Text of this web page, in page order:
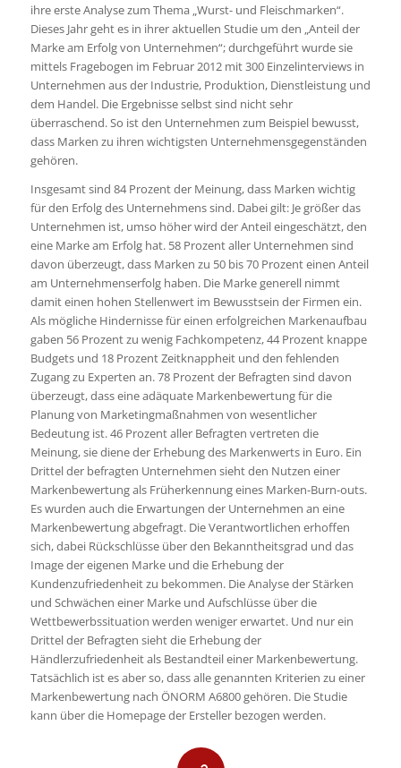
ihre erste Analyse zum Thema „Wurst- und Fleischmarken“.
Dieses Jahr geht es in ihrer aktuellen Studie um den „Anteil der
Marke am Erfolg von Unternehmen“; durchgeführt wurde sie
mittels Fragebogen im Februar 2012 mit 300 Einzelinterviews in
Unternehmen aus der Industrie, Produktion, Dienstleistung und
dem Handel. Die Ergebnisse selbst sind nicht sehr
überraschend. So ist den Unternehmen zum Beispiel bewusst,
dass Marken zu ihren wichtigsten Unternehmensgegenständen
gehören.
Insgesamt sind 84 Prozent der Meinung, dass Marken wichtig
für den Erfolg des Unternehmens sind. Dabei gilt: Je größer das
Unternehmen ist, umso höher wird der Anteil eingeschätzt, den
eine Marke am Erfolg hat. 58 Prozent aller Unternehmen sind
davon überzeugt, dass Marken zu 50 bis 70 Prozent einen Anteil
am Unternehmenserfolg haben. Die Marke generell nimmt
damit einen hohen Stellenwert im Bewusstsein der Firmen ein.
Als mögliche Hindernisse für einen erfolgreichen Markenaufbau
gaben 56 Prozent zu wenig Fachkompetenz, 44 Prozent knappe
Budgets und 18 Prozent Zeitknappheit und den fehlenden
Zugang zu Experten an. 78 Prozent der Befragten sind davon
überzeugt, dass eine adäquate Markenbewertung für die
Planung von Marketingmaßnahmen von wesentlicher
Bedeutung ist. 46 Prozent aller Befragten vertreten die
Meinung, sie diene der Erhebung des Markenwerts in Euro. Ein
Drittel der befragten Unternehmen sieht den Nutzen einer
Markenbewertung als Früherkennung eines Marken-Burn-outs.
Es wurden auch die Erwartungen der Unternehmen an eine
Markenbewertung abgefragt. Die Verantwortlichen erhoffen
sich, dabei Rückschlüsse über den Bekanntheitsgrad und das
Image der eigenen Marke und die Erhebung der
Kundenzufriedenheit zu bekommen. Die Analyse der Stärken
und Schwächen einer Marke und Aufschlüsse über die
Wettbewerbssituation werden weniger erwartet. Und nur ein
Drittel der Befragten sieht die Erhebung der
Händlerzufriedenheit als Bestandteil einer Markenbewertung.
Tatsächlich ist es aber so, dass alle genannten Kriterien zu einer
Markenbewertung nach ÖNORM A6800 gehören. Die Studie
kann über die Homepage der Ersteller bezogen werden.